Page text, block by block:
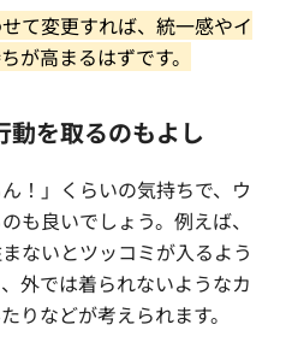
て変更すれば、統一感やイ
が高まるはずです。
動を取るのもよし
！」くらいの気持ちで、ウ
も良いでしょう。例えば、
ないとツッコミが入るよう
外では着られないようなカ
りなどが考えられます。